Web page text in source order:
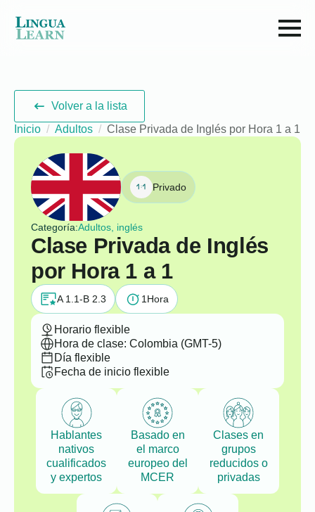
Volver a la lista
Inicio
Adultos Clase Privada de Inglés por Hora 1 a 1
Privado
Categoría:Adultos, inglés
Clase Privada de Inglés
por Hora 1 a 1
A 1.1-B 2.3 1 Hora
Horario flexible
Hora de clase: Colombia (GMT-5)
Día flexible
Fecha de inicio flexible
Hablantes
nativos
cualificados
y expertos
Basado en
el marco
europeo del
MCER
Clases en
grupos
reducidos o
privadas